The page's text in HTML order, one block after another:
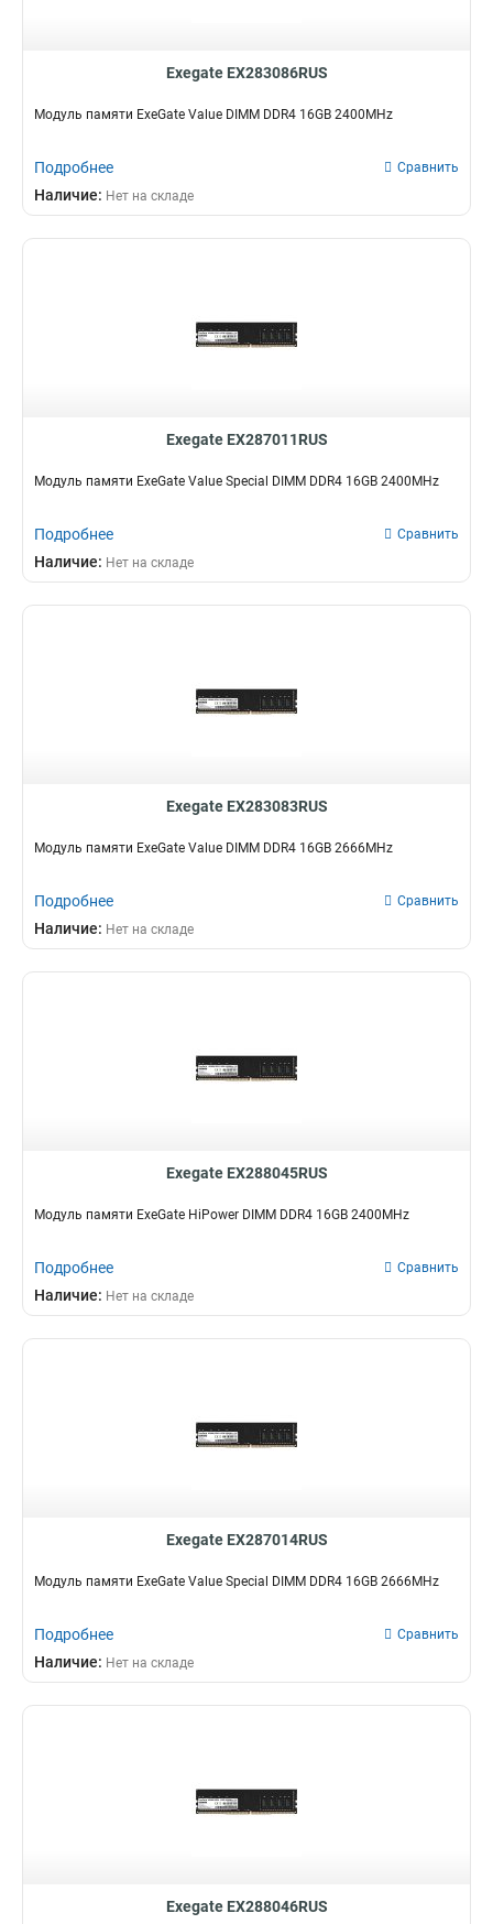
Exegate EX283086RUS
Модуль памяти ExeGate Value DIMM DDR4 16GB 2400MHz
Подробнее Сравнить
Наличие: Нет на складе
Exegate EX287011RUS
Модуль памяти ExeGate Value Special DIMM DDR4 16GB 2400MHz
Подробнее Сравнить
Наличие: Нет на складе
Exegate EX283083RUS
Модуль памяти ExeGate Value DIMM DDR4 16GB 2666MHz
Подробнее Сравнить
Наличие: Нет на складе
Exegate EX288045RUS
Модуль памяти ExeGate HiPower DIMM DDR4 16GB 2400MHz
Подробнее Сравнить
Наличие: Нет на складе
Exegate EX287014RUS
Модуль памяти ExeGate Value Special DIMM DDR4 16GB 2666MHz
Подробнее Сравнить
Наличие: Нет на складе
Exegate EX288046RUS